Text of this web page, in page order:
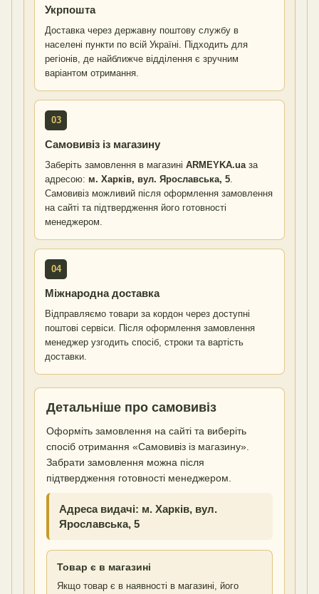
Укрпошта
Доставка через державну поштову службу в
населені пункти по всій Україні. Підходить для
регіонів, де найближче відділення є зручним
варіантом отримання.
03
Самовивіз із магазину
Заберіть замовлення в магазині ARMEYKA.uaза
адресою: м. Харків, вул. Ярославська, 5.
Самовивіз можливий після оформлення замовлення
на сайті та підтвердження його готовності
менеджером.
04
Міжнародна доставка
Відправляємо товари за кордон через доступні
поштові сервіси. Після оформлення замовлення
менеджер узгодить спосіб, строки та вартість
доставки.
Детальніше про самовивіз
Оформіть замовлення на сайті та виберіть
спосіб отримання «Самовивіз із магазину».
Забрати замовлення можна після
підтвердження готовності менеджером.
Адреса видачі: м. Харків, вул.
Ярославська, 5
Товар є в магазині
Якщо товар є в наявності в магазині, його